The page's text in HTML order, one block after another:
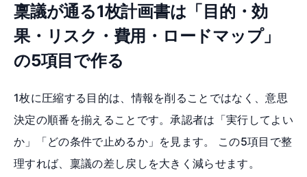
稟議が通る1枚計画書は「目的・効
果・リスク・費用・ロードマップ」
の5項目で作る
1枚に圧縮する目的は、情報を削ることではなく、意思
決定の順番を揃えることです。承認者は「実行してよい
か」「どの条件で止めるか」を見ます。 この5項目で整
理すれば、稟議の差し戻しを大きく減らせます。